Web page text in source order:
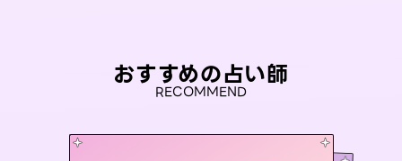
おすすめの占い師
RECOMMEND